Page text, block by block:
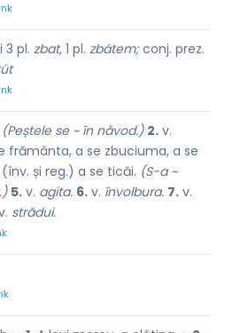
3 pl. zbat, 1 pl. zbátem;conj. prez.
(Peștele se ~ în năvod.) 2. v.
frământa, a se zbuciuma, a se
și reg.) a se ticăi. (S-a ~
5. v. agita. 6. v. învolbura. 7. v.
strădui.